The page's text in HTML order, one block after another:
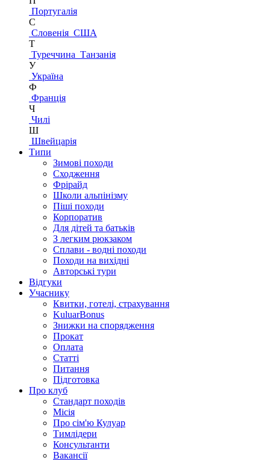
Португалія
С
Словенія США
Т
Туреччина Танзанія
У
Україна
Ф
Франція
Ч
Чилі
Ш
Швейцарія
Типи
Зимові походи
Сходження
Фрірайд
Школи альпінізму
Піші походи
Корпоратив
Для дітей та батьків
З легким рюкзаком
Сплави - водні походи
Походи на вихідні
Авторські тури
Відгуки
Учаснику
Квитки, готелі, страхування
KuluarBonus
Знижки на спорядження
Прокат
Оплата
Статті
Питання
Підготовка
Про клуб
Стандарт походів
Місія
Про сім'ю Кулуар
Тимлідери
Консультанти
Вакансії